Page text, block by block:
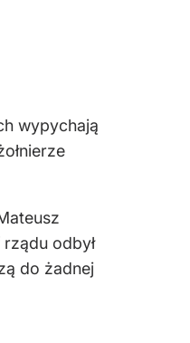
wypychają
odbył
do żadnej